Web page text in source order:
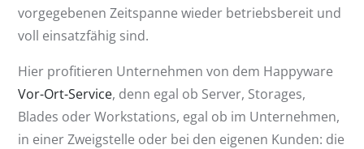
vorgegebenen Zeitspanne wieder betriebsbereit und
voll einsatzfähig sind.
Hier profitieren Unternehmen von dem Happyware
Vor-Ort-Service, denn egal ob Server, Storages,
Blades oder Workstations, egal ob im Unternehmen,
in einer Zweigstelle oder bei den eigenen Kunden: die